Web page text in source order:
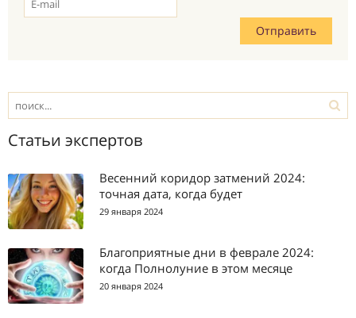
Статьи экспертов
Весенний коридор затмений 2024:
точная дата, когда будет
29 января 2024
Благоприятные дни в феврале 2024:
когда Полнолуние в этом месяце
20 января 2024